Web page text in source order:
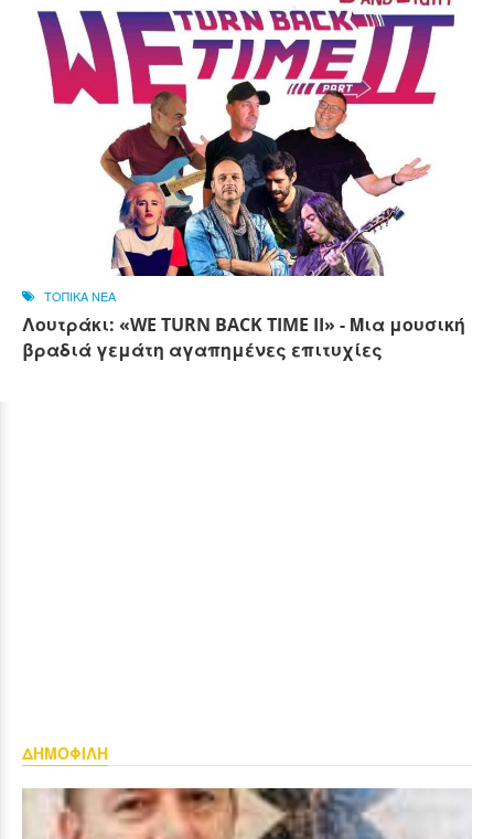
ΤΟΠΙΚΑ ΝΕΑ
Λουτράκι: «WE TURN BACK TIME II» - Μια μουσική
βραδιά γεμάτη αγαπημένες επιτυχίες
ΔΗΜΟΦΙΛΗ